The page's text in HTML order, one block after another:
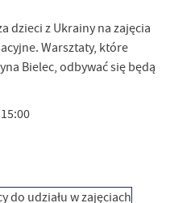
dzieci z Ukrainy na zajęcia
Warsztaty, które
Bielec, odbywać się będą